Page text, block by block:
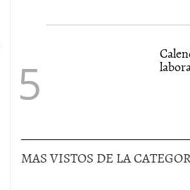
MAS VISTOS DE LA